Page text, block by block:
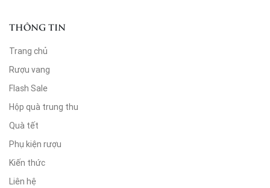
THÔNG TIN
Trang chủ
Rượu vang
Flash Sale
Hộp quà trung thu
Quà tết
Phụ kiện rượu
Kiến thức
Liên hệ